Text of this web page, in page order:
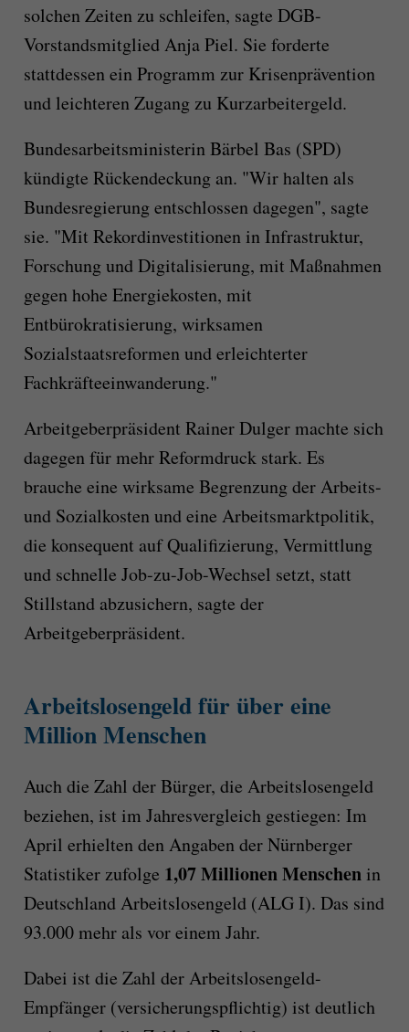
solchen Zeiten zu schleifen, sagte DGB-
Vorstandsmitglied Anja Piel. Sie forderte
stattdessen ein Programm zur Krisenprävention
und leichteren Zugang zu Kurzarbeitergeld.
Bundesarbeitsministerin Bärbel Bas (SPD)
kündigte Rückendeckung an. "Wir halten als
Bundesregierung entschlossen dagegen", sagte
sie. "Mit Rekordinvestitionen in Infrastruktur,
Forschung und Digitalisierung, mit Maßnahmen
gegen hohe Energiekosten, mit
Entbürokratisierung, wirksamen
Sozialstaatsreformen und erleichterter
Fachkräfteeinwanderung."
Arbeitgeberpräsident Rainer Dulger machte sich
dagegen für mehr Reformdruck stark. Es
brauche eine wirksame Begrenzung der Arbeits-
und Sozialkosten und eine Arbeitsmarktpolitik,
die konsequent auf Qualifizierung, Vermittlung
und schnelle Job-zu-Job-Wechsel setzt, statt
Stillstand abzusichern, sagte der
Arbeitgeberpräsident.
Arbeitslosengeld für über eine
Million Menschen
Auch die Zahl der Bürger, die Arbeitslosengeld
beziehen, ist im Jahresvergleich gestiegen: Im
April erhielten den Angaben der Nürnberger
Statistiker zufolge 1,07 Millionen Menschenin
Deutschland Arbeitslosengeld (ALG I). Das sind
93.000 mehr als vor einem Jahr.
Dabei ist die Zahl der Arbeitslosengeld-
Empfänger (versicherungspflichtig) ist deutlich